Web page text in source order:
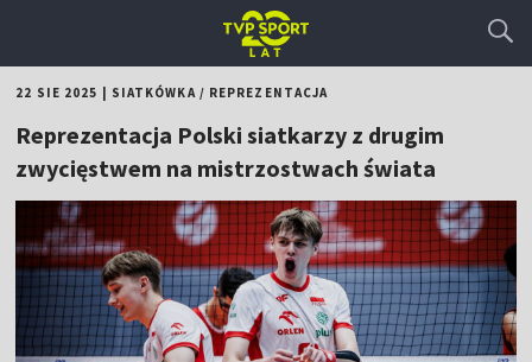
22 SIE 2025 SIATKÓWKA/ REPREZENTACJA
Reprezentacja Polski siatkarzy z drugim
zwycięstwem na mistrzostwach świata